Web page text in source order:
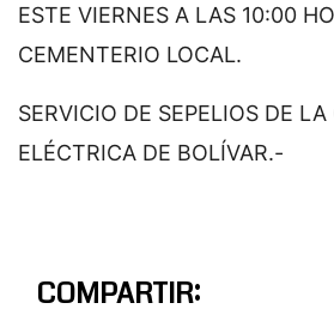
ESTE VIERNES A LAS 10:00
CEMENTERIO LOCAL.
SERVICIO DE SEPELIOS DE
ELÉCTRICA DE BOLÍVAR.-
COMPARTIR: